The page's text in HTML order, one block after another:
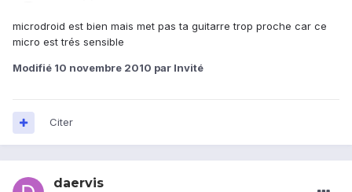
microdroid est bien mais met pas ta guitarre trop proche car ce
micro est trés sensible
Modifié 10 novembre 2010 par Invité
Citer
daervis